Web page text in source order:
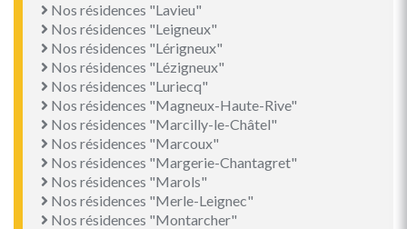
Nos résidences "Lavieu"
Nos résidences "Leigneux"
Nos résidences "Lérigneux"
Nos résidences "Lézigneux"
Nos résidences "Luriecq"
Nos résidences "Magneux-Haute-Rive"
Nos résidences "Marcilly-le-Châtel"
Nos résidences "Marcoux"
Nos résidences "Margerie-Chantagret"
Nos résidences "Marols"
Nos résidences "Merle-Leignec"
Nos résidences "Montarcher"